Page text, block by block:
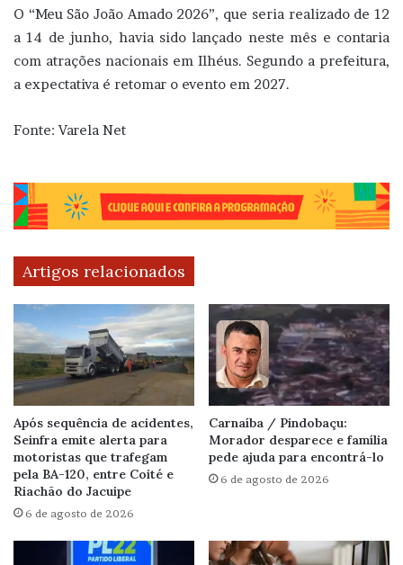
O “Meu São João Amado 2026”, que seria realizado de 12
a 14 de junho, havia sido lançado neste mês e contaria
com atrações nacionais em Ilhéus. Segundo a prefeitura,
a expectativa é retomar o evento em 2027.
Fonte: Varela Net
Artigos relacionados
Após sequência de acidentes,
Seinfra emite alerta para
motoristas que trafegam
pela BA-120, entre Coité e
Riachão do Jacuipe
6 de agosto de 2026
Carnaíba / Pindobaçu:
Morador desparece e família
pede ajuda para encontrá-lo
6 de agosto de 2026